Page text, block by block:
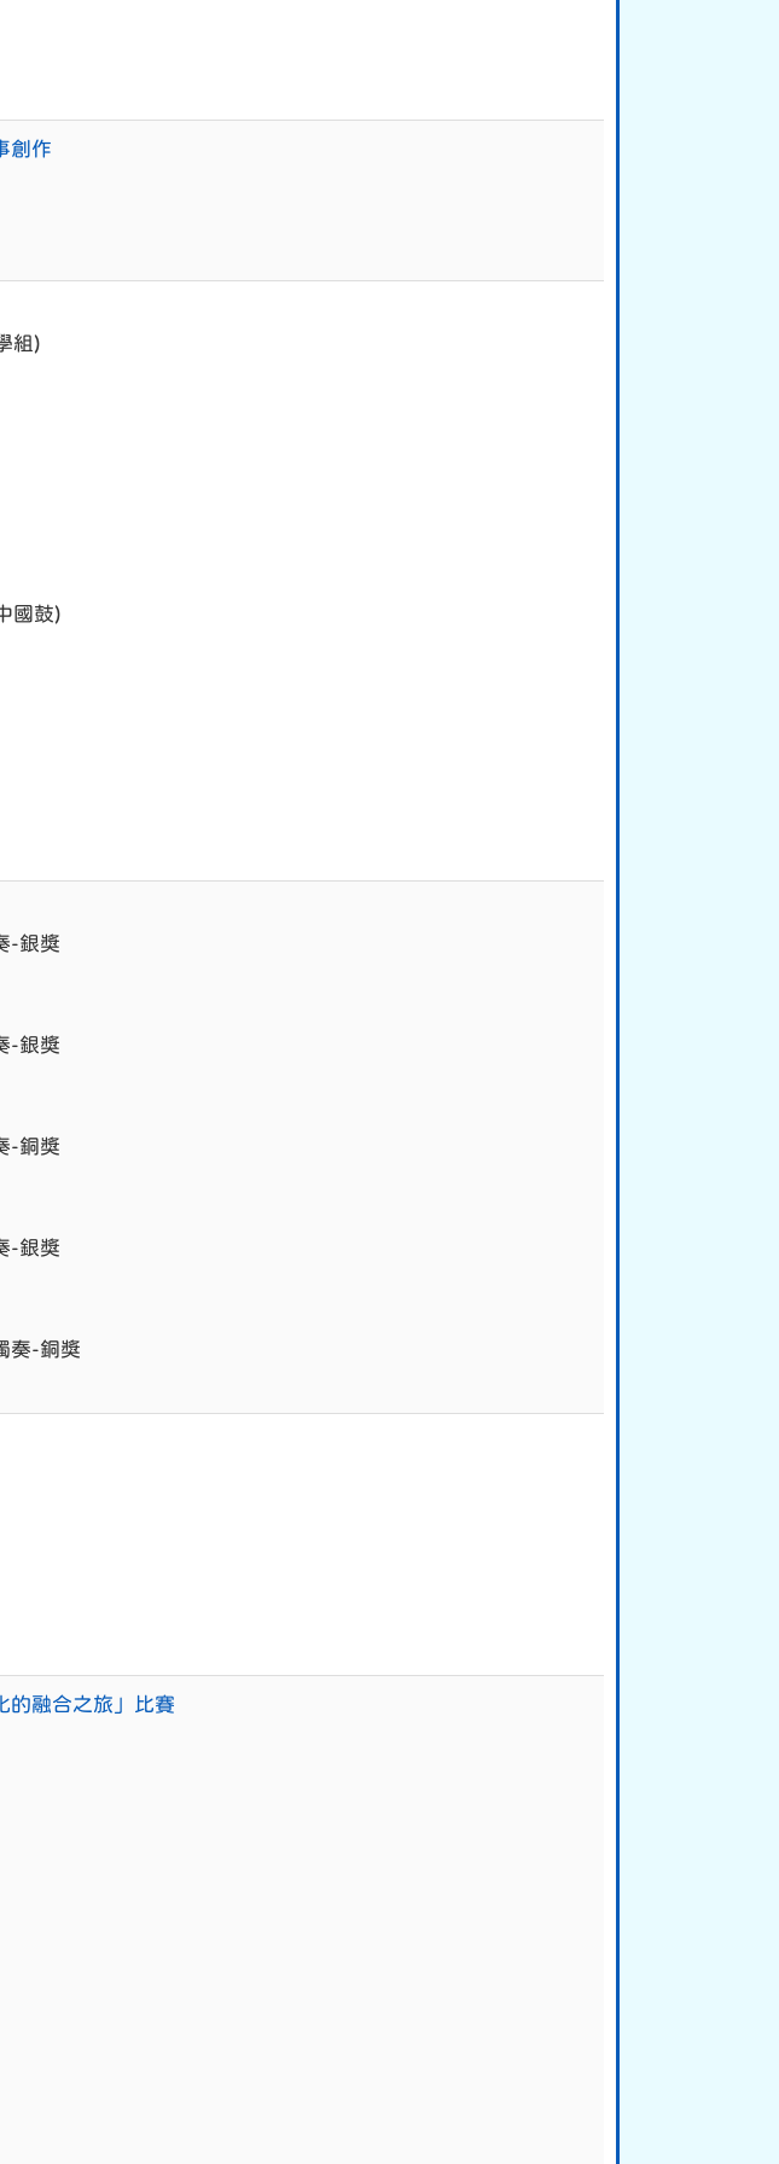
創作
組)
國鼓)
-銀獎
-銀獎
-銅獎
-銀獎
奏-銅獎
的融合之旅」比賽